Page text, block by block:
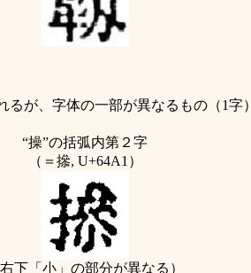
が、字体の一部が異なるもの（1字）
“操”の括弧内第２字
（＝撡, U+64A1）
右下「小」の部分が異なる）